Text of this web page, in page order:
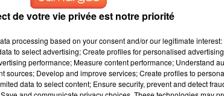
de votre vie privée est notre priorité
processing based on your consent and/or our legitimate
to select advertising; Create profiles for personalised
performance; Measure content performance; Understand
sources; Develop and improve services; Create profiles to
data to select content; Ensure security, prevent and detect